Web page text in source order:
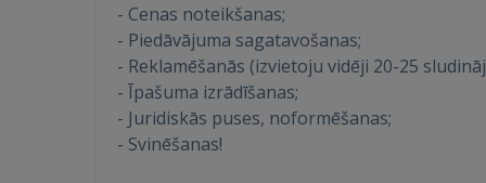
- Cenas noteikšanas;
- Piedāvājuma sagatavošanas;
- Reklamēšanās (izvietoju vidēji 20-25
- Īpašuma izrādīšanas;
- Juridiskās puses, noformēšanas;
- Svinēšanas!